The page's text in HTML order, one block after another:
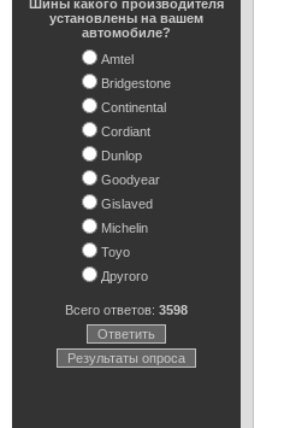
Шины какого производителя
установлены на вашем
автомобиле?
Amtel
Bridgestone
Continental
Cordiant
Dunlop
Goodyear
Gislaved
Michelin
Toyo
Другого
Всего ответов: 3598
Ответить
Результаты опроса